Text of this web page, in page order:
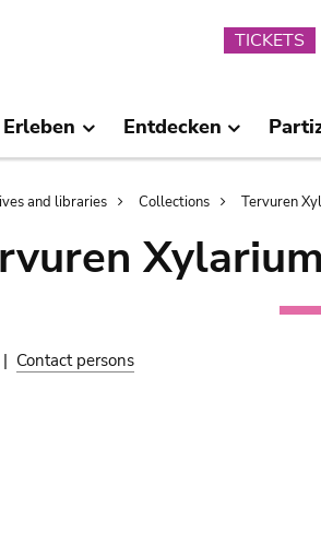
TICKETS
Entdecken
and libraries Collections Tervuren
| Contact persons